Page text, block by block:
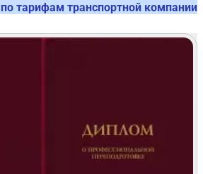
по тарифам транспортной компании